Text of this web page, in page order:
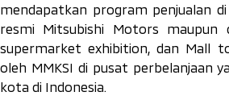
mendapatkan program penjualan
resmi Mitsubishi Motors maupun
supermarket exhibition, dan Mall
oleh MMKSI di pusat perbelanjaan
kota di Indonesia.